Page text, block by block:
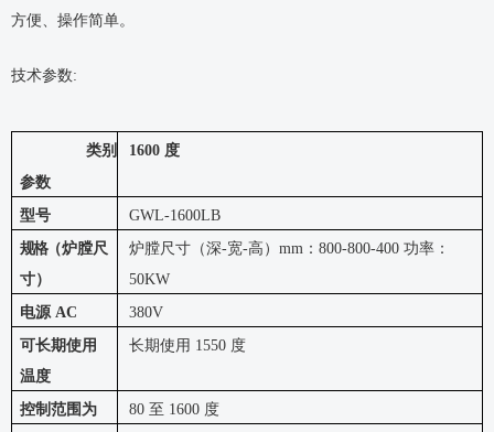
方便、操作简单。
技术参数:
类别
参数
1600 度
型号
GWL-1600LB
规格（炉膛尺
寸）
炉膛尺寸（深-宽-高）mm：800-800-400 功率：
50KW
电源 AC
380V
可长期使用
温度
长期使用 1550 度
控制范围为
80 至 1600 度